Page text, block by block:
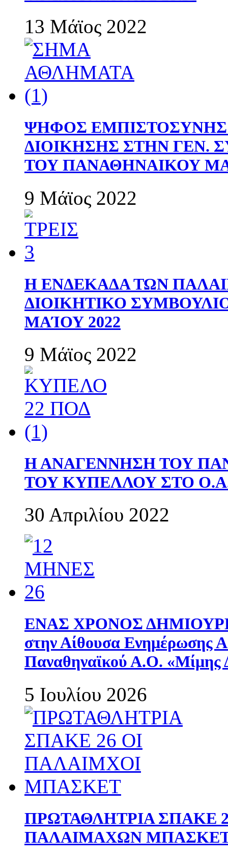
13 Μάϊος 2022
ΨΗΦΟΣ
ΔΙΟΙΚΗΣΗΣ ΣΤΗΝ ΓΕΝ.
ΤΟΥ ΠΑΝΑΘΗΝΑΙΚΟΥ
9 Μάϊος 2022
Η ΕΝΔΕΚΑΔΑ ΤΩΝ
ΔΙΟΙΚΗΤΙΚΟ
ΜΑΊΟΥ 2022
9 Μάϊος 2022
Η ΑΝΑΓΕΝΝΗΣΗ ΤΟΥ
ΤΟΥ ΚΥΠΕΛΛΟΥ ΣΤΟ
30 Απριλίου 2022
ΕΝΑΣ ΧΡΟΝΟΣ
στην Αίθουσα Ενημέρωσης
Παναθηναϊκού Α.Ο. «Μίμης
5 Ιουλίου 2026
ΠΡΩΤΑΘΛΗΤΡΙΑ ΣΠΑΚΕ
ΠΑΛΑΙΜΑΧΩΝ